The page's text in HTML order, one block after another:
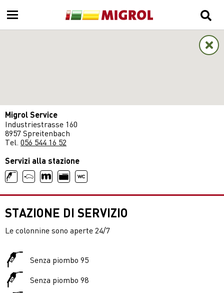
Migrol Service
Industriestrasse 160
8957 Spreitenbach
Tel. 056 544 16 52
Servizi alla stazione
STAZIONE DI SERVIZIO
Le colonnine sono aperte 24/7
Senza piombo 95
Senza piombo 98